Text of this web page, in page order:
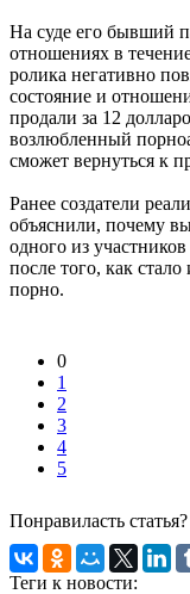
На суде его бывший
отношениях в
ролика негативно
состояние и
продали за 12
возлюбленный
сможет вернуться к
Ранее создатели
объяснили, почему
одного из
после того, как
порно.
0
1
2
3
4
5
Понравиласть
Теги к новости: